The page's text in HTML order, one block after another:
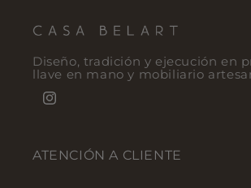
Diseño, tradición y ejecución en
llave en mano y mobiliario
Instagram
ATENCIÓN A CLIENTE